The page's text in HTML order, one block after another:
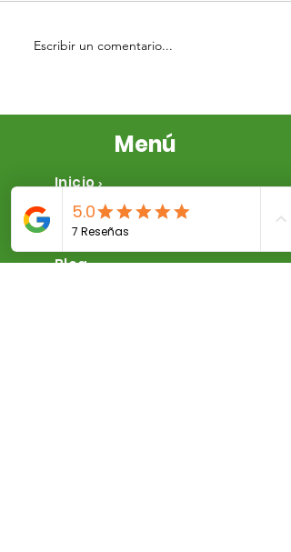
¿Cómo se descubrió el Factor de
Escribir un comentario...
Menú
Inicio>
Beneficios >
Tienda >
Blog >